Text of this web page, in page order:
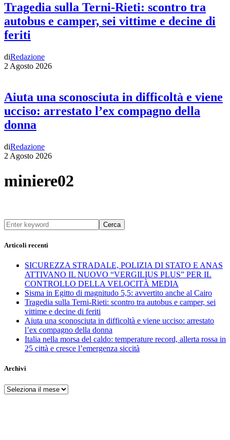
Tragedia sulla Terni-Rieti: scontro tra
autobus e camper, sei vittime e decine di
feriti
diRedazione
2 Agosto 2026
Aiuta una sconosciuta in difficoltà e viene
ucciso: arrestato l’ex compagno della
donna
diRedazione
2 Agosto 2026
miniere02
Cerca
Articoli recenti
SICUREZZA STRADALE, POLIZIA DI STATO E ANAS
ATTIVANO IL NUOVO “VERGILIUS PLUS” PER IL
CONTROLLO DELLA VELOCITÀ MEDIA
Sisma in Egitto di magnitudo 5,5: avvertito anche al Cairo
Tragedia sulla Terni-Rieti: scontro tra autobus e camper, sei
vittime e decine di feriti
Aiuta una sconosciuta in difficoltà e viene ucciso: arrestato
l’ex compagno della donna
Italia nella morsa del caldo: temperature record, allerta rossa in
25 città e cresce l’emergenza siccità
Archivi
Archivi